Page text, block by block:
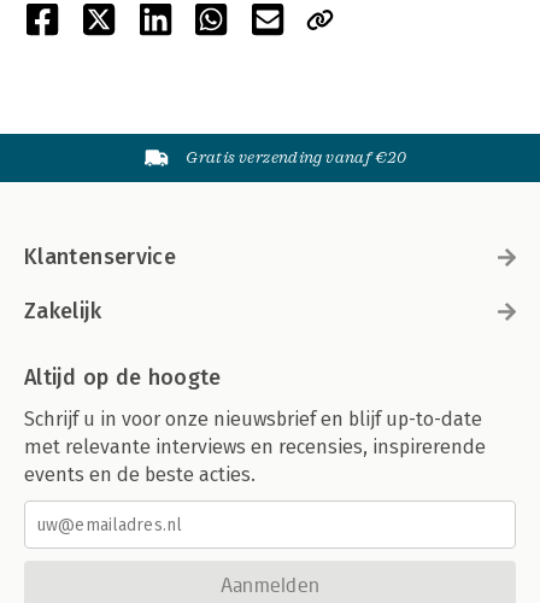
Gratis verzending vanaf €20
Klantenservice
Zakelijk
Altijd op de hoogte
Schrijf u in voor onze nieuwsbrief en blijf up-to-date
met relevante interviews en recensies, inspirerende
events en de beste acties.
Aanmelden